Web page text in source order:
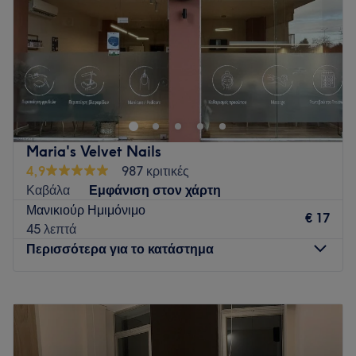
Σάββατο – 20:00
Κλειστό
Το κατάστημα βρίσκεται εντός του ΑΒ Βασιλόπουλος
Πυλαίας
Go to venue
Maria's Velvet Nails
4,9
987 κριτικές
Καβάλα
Εμφάνιση στον χάρτη
Μανικιούρ Ημιμόνιμο
45 λεπτά
€ 17
Περισσότερα για το κατάστημα
09:00–21:00
–21:00